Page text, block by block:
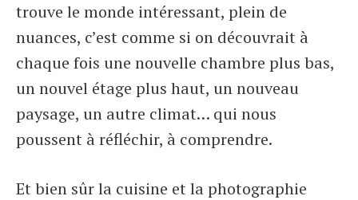
trouve le monde intéressant, plein de
nuances, c’est comme si on découvrait à
chaque fois une nouvelle chambre plus bas,
un nouvel étage plus haut, un nouveau
paysage, un autre climat… qui nous
poussent à réfléchir, à comprendre.
Et bien sûr la cuisine et la photographie